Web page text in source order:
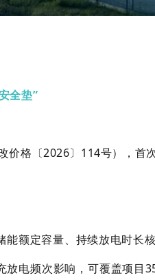
全垫”
价格〔2026〕114号），首
额定容量、持续放电时长
放电频次影响，可覆盖项